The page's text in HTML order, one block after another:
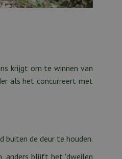
krijgt om te winnen van
als het concurreert met
buiten de deur te houden.
anders blijft het 'dweilen